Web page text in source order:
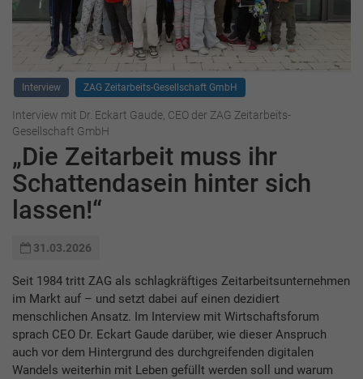
Interview ZAG Zeitarbeits-Gesellschaft GmbH
Interview mit Dr. Eckart Gaude, CEO der ZAG Zeitarbeits-
Gesellschaft GmbH
„Die Zeitarbeit muss ihr
Schattendasein hinter sich
lassen!“
31.03.2026
Seit 1984 tritt ZAG als schlagkräftiges Zeitarbeitsunternehmen
im Markt auf – und setzt dabei auf einen dezidiert
menschlichen Ansatz. Im Interview mit Wirtschaftsforum
sprach CEO Dr. Eckart Gaude darüber, wie dieser Anspruch
auch vor dem Hintergrund des durchgreifenden digitalen
Wandels weiterhin mit Leben gefüllt werden soll und wa­rum